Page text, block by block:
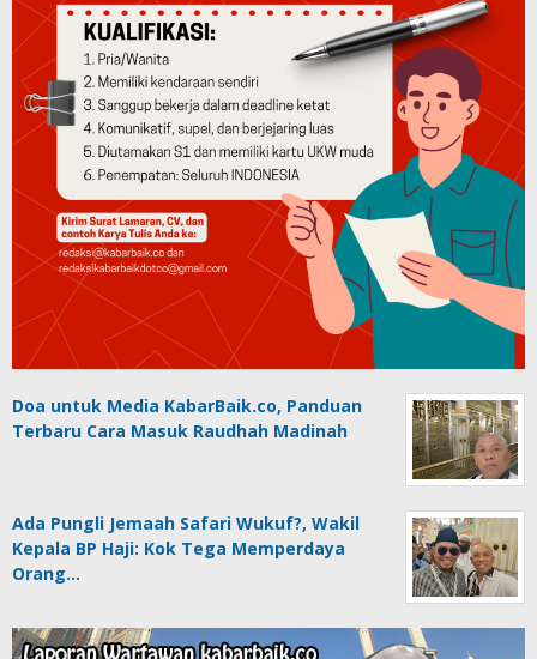
Doa untuk Media KabarBaik.co, Panduan
Terbaru Cara Masuk Raudhah Madinah
Ada Pungli Jemaah Safari Wukuf?, Wakil
Kepala BP Haji: Kok Tega Memperdaya
Orang…